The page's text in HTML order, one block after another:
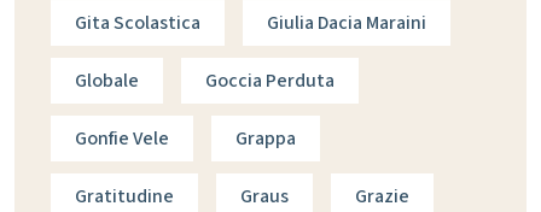
Gita Scolastica Giulia Dacia Maraini
Globale Goccia Perduta
Gonfie Vele Grappa
Gratitudine Graus Grazie